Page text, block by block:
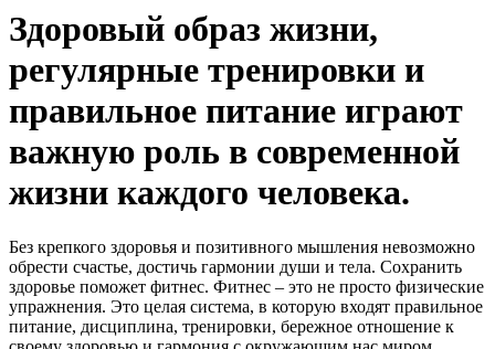
Здоровый образ жизни,
регулярные тренировки и
правильное питание играют
важную роль в современной
жизни каждого человека.
Без крепкого здоровья и позитивного мышления невозможно
обрести счастье, достичь гармонии души и тела. Сохранить
здоровье поможет фитнес. Фитнес – это не просто физические
упражнения. Это целая система, в которую входят правильное
питание, дисциплина, тренировки, бережное отношение к